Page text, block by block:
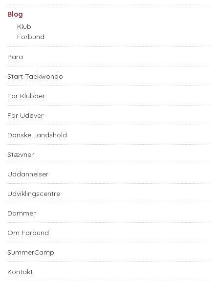
Blog
Klub
Forbund
Para
Start Taekwondo
For Klubber
For Udøver
Danske Landshold
Stævner
Uddannelser
Udviklingscentre
Dommer
Om Forbund
SummerCamp
Kontakt